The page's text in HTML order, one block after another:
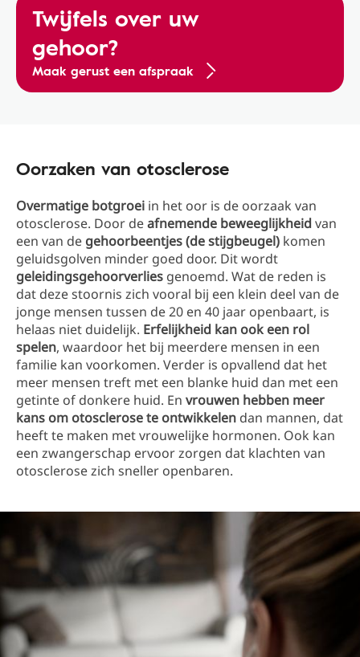
Twijfels over uw
gehoor?
Maak gerust een afspraak
Oorzaken van otosclerose
Overmatige botgroei in het oor is de oorzaak van
otosclerose. Door deafnemende beweeglijkheidvan
een van de gehoorbeentjes (de stijgbeugel) komen
geluidsgolven minder goed door. Dit wordt
geleidingsgehoorverlies genoemd. Wat de reden is
dat deze stoornis zich vooral bij een klein deel van de
jonge mensen tussen de 20 en 40 jaar openbaart, is
helaas niet duidelijk. Erfelijkheid kan ook een rol
spelen, waardoor het bij meerdere mensen in een
familie kan voorkomen. Verder is opvallend dat het
meer mensen treft met een blanke huid dan met een
getinte of donkere huid. En vrouwen hebben meer
kans om otosclerose te ontwikkelen dan mannen, dat
heeft te maken met vrouwelijke hormonen. Ook kan
een zwangerschap ervoor zorgen dat klachten van
otosclerose zich sneller openbaren.